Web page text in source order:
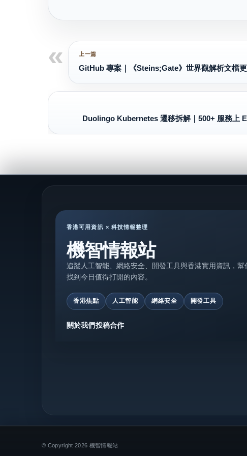
GitHub 專案｜《Steins;Gate》世界觀解析文檔
Duolingo Kubernetes 遷移拆解｜500+ 服務上
香港可用資訊 × 科技情報整理
機智情報站
追蹤人工智能、網絡安全、開發工具與香港實用資訊，幫
找到今日值得打開的內容。
香港焦點 人工智能 網絡安全 開發工具
關於我們投稿合作
© Copyright 2026 機智情報站